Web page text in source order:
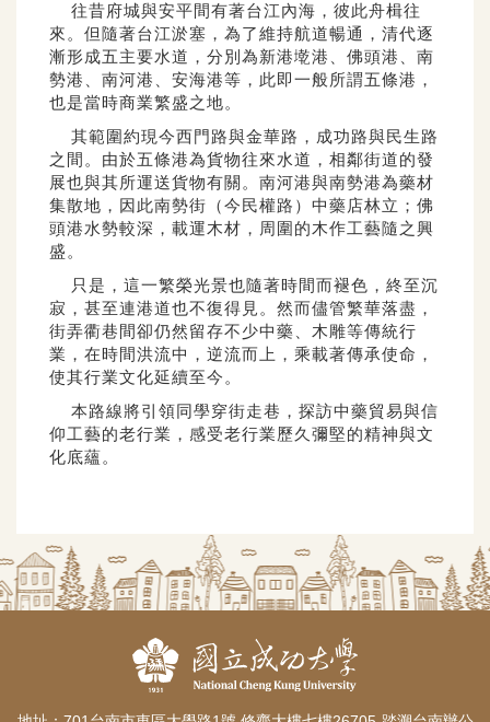
往昔府城與安平間有著台江內海，彼此舟楫往
來。但隨著台江淤塞，為了維持航道暢通，清代逐
漸形成五主要水道，分別為新港墘港、佛頭港、南
勢港、南河港、安海港等，此即一般所謂五條港，
也是當時商業繁盛之地。
其範圍約現今西門路與金華路，成功路與民生路
之間。由於五條港為貨物往來水道，相鄰街道的發
展也與其所運送貨物有關。南河港與南勢港為藥材
集散地，因此南勢街（今民權路）中藥店林立；佛
頭港水勢較深，載運木材，周圍的木作工藝隨之興
盛。
只是，這一繁榮光景也隨著時間而褪色，終至沉
寂，甚至連港道也不復得見。然而儘管繁華落盡，
街弄衢巷間卻仍然留存不少中藥、木雕等傳統行
業，在時間洪流中，逆流而上，乘載著傳承使命，
使其行業文化延續至今。
本路線將引領同學穿街走巷，探訪中藥貿易與信
仰工藝的老行業，感受老行業歷久彌堅的精神與文
化底蘊。